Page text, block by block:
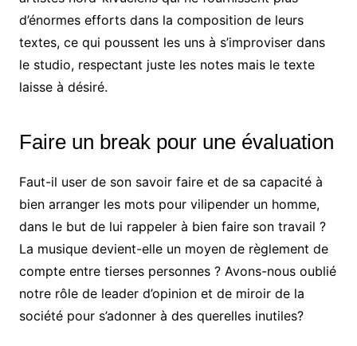
d’énormes efforts dans la composition de leurs
textes, ce qui poussent les uns à s’improviser dans
le studio, respectant juste les notes mais le texte
laisse à désiré.
Faire un break pour une évaluation
Faut-il user de son savoir faire et de sa capacité à
bien arranger les mots pour vilipender un homme,
dans le but de lui rappeler à bien faire son travail ?
La musique devient-elle un moyen de règlement de
compte entre tierses personnes ? Avons-nous oublié
notre rôle de leader d’opinion et de miroir de la
société pour s’adonner à des querelles inutiles?